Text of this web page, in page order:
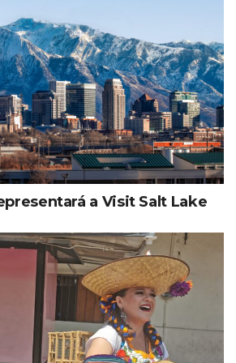
fronteras
del mural, originario de
de Dallas desde hace varios años,
para pintarlo. Su esposa, Cathryn
junto con el equipo de Visit
arte en el muro y lo trazaron para
proceso que tomó tres días.
a Visit Salt Lake